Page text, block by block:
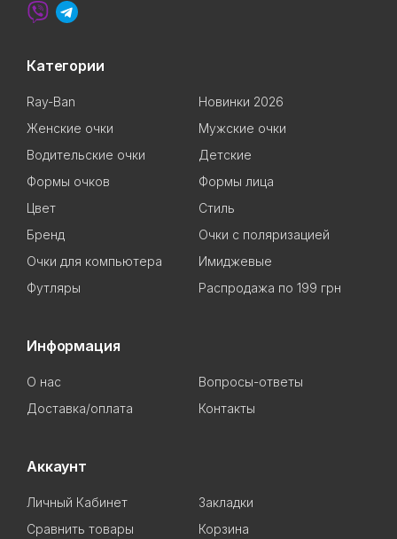
Категории
Ray-Ban
Новинки 2026
Женские очки
Мужские очки
Водительские очки
Детские
Формы очков
Формы лица
Цвет
Стиль
Бренд
Очки с поляризацией
Очки для компьютера
Имиджевые
Футляры
Распродажа по 199 грн
Информация
О нас
Вопросы-ответы
Доставка/оплата
Контакты
Аккаунт
Личный Кабинет
Закладки
Сравнить товары
Корзина